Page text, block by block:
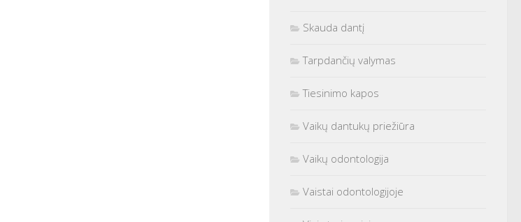
Skauda dantį
Tarpdančių valymas
Tiesinimo kapos
Vaikų dantukų priežiūra
Vaikų odontologija
Vaistai odontologijoje